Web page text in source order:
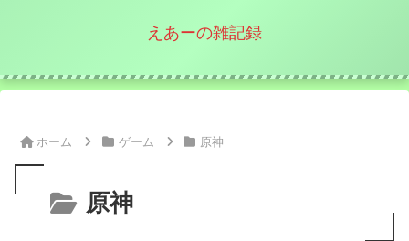
えあーの雑記録
ホーム ゲーム 原神
原神